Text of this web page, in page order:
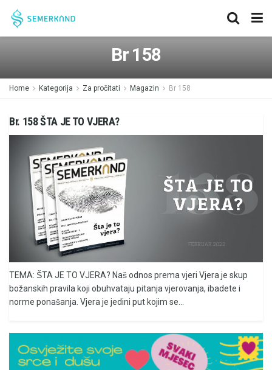
Br 158
Home Kategorija Za pročitati Magazin Br 158
Br. 158 ŠTA JE TO VJERA?
TEMA: ŠTA JE TO VJERA? Naš odnos prema vjeri Vjera je skup
božanskih pravila koji obuhvataju pitanja vjerovanja, ibadete i
norme ponašanja. Vjera je jedini put kojim se...